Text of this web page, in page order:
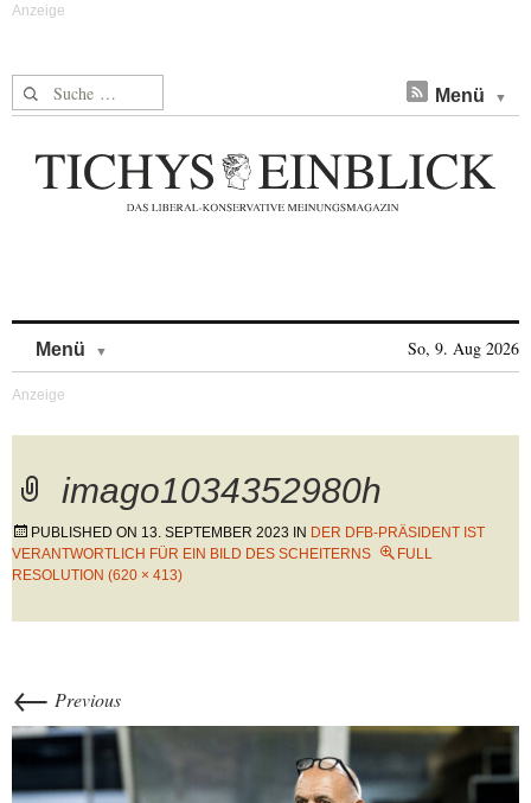
Suche nach: Menü
Menü So, 9. Aug 2026
imago1034352980h
PUBLISHED ON 13. SEPTEMBER 2023 IN DER DFB-PRÄSIDENT IST
VERANTWORTLICH FÜR EIN BILD DES SCHEITERNS
FULL
RESOLUTION (620 × 413)
← Previous